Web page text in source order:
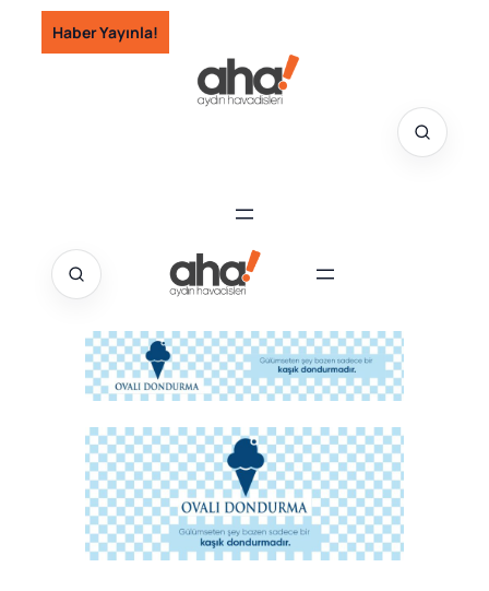
İçeriğe
geç
Haber Yayınla!